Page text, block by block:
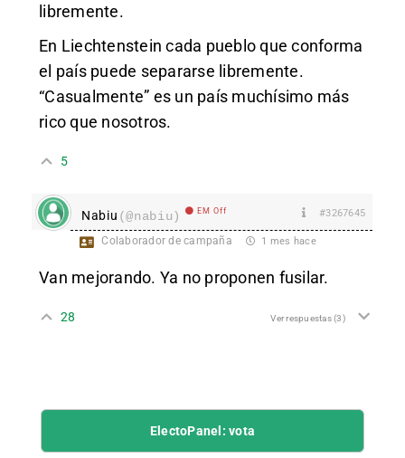
libremente.
En Liechtenstein cada pueblo que conforma
el país puede separarse libremente.
“Casualmente” es un país muchísimo más
rico que nosotros.
5
Nabiu (@nabiu) EM Off #3267645
Colaborador de campaña 1 mes hace
Van mejorando. Ya no proponen fusilar.
28 Ver respuestas(3)
ElectoPanel: vota